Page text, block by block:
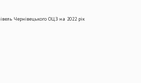
Чернівецького ОЦЗ на 2022 рік